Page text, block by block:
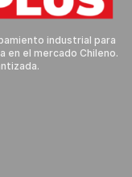
industrial para
en el mercado Chileno.